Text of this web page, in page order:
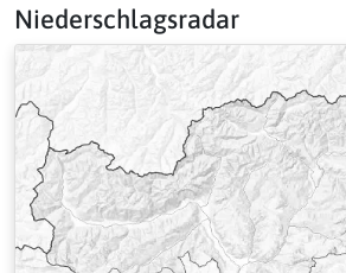
Niederschlagsradar